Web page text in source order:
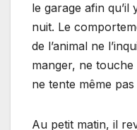
le garage afin qu’il
nuit. Le
de l’animal ne
manger, ne touche
ne tente même pas
Au petit matin, il